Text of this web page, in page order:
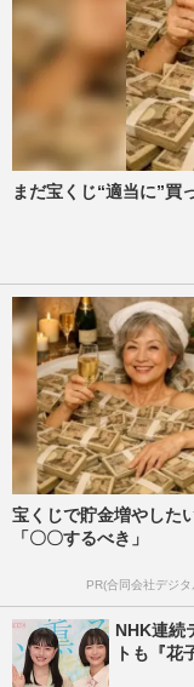
まだ宝くじ“適当に”買
宝くじで貯金増やした
「〇〇するべき」
PR(合同会社デジ
NHK連続
トも『花